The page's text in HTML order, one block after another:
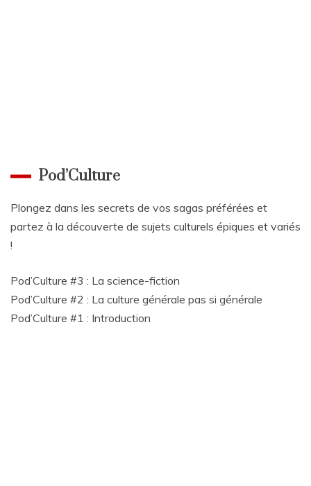
Pod’Culture
Plongez dans les secrets de vos sagas préférées et
partez à la découverte de sujets culturels épiques et variés
!
Pod’Culture #3 : La science-fiction
Pod’Culture #2 : La culture générale pas si générale
Pod’Culture #1 : Introduction